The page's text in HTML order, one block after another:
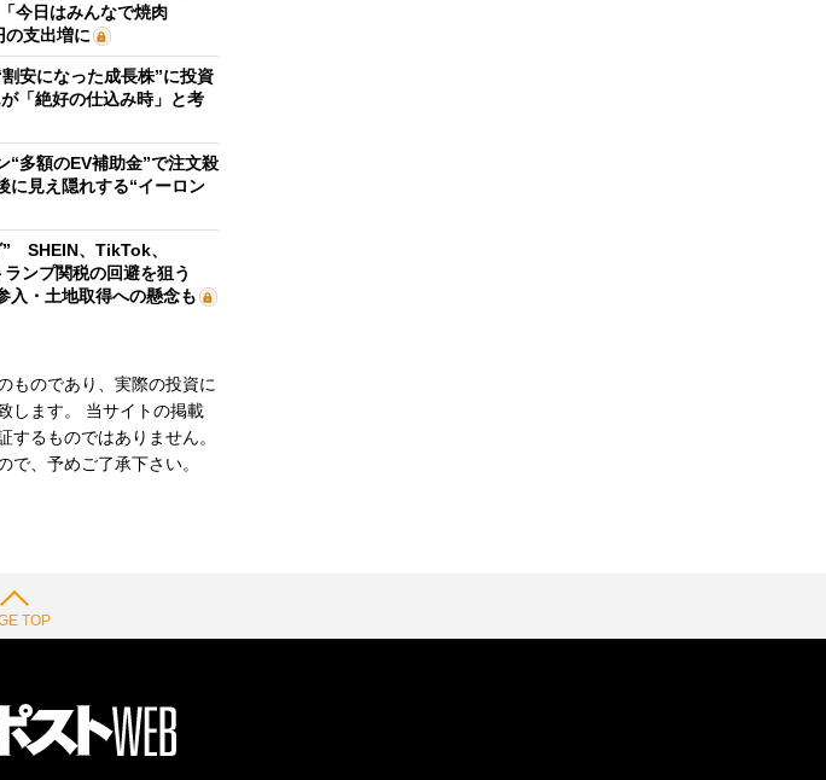
今日はみんなで焼肉
支出増に
安になった成長株”に投資
「絶好の仕込み時」と考
“多額のEV補助金”で注文殺
見え隠れする“イーロン
SHEIN、TikTok、
ンプ関税の回避を狙う
入・土地取得への懸念も
ものであり、実際の投資に
します。 当サイトの掲載
るものではありません。
、予めご了承下さい。
TOP